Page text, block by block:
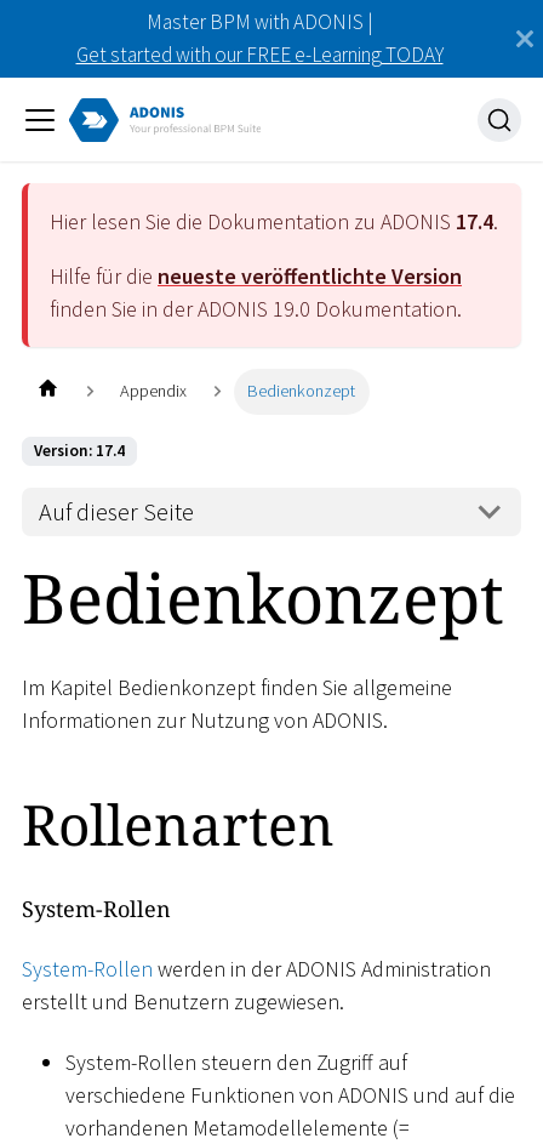
Master BPM with ADONIS |
Get started with our FREE e-Learning TODAY
Hier lesen Sie die Dokumentation zu ADONIS 17.4.
Hilfe für die neueste veröffentlichte Version
finden Sie in der ADONIS 19.0 Dokumentation.
Appendix Bedienkonzept
Version: 17.4
Auf dieser Seite
Bedienkonzept
Im Kapitel Bedienkonzept finden Sie allgemeine
Informationen zur Nutzung von ADONIS.
Rollenarten
System-Rollen
System-Rollen werden in der ADONIS Administration
erstellt und Benutzern zugewiesen.
System-Rollen steuern den Zugriff auf
verschiedene Funktionen von ADONIS und auf die
vorhandenen Metamodellelemente (=